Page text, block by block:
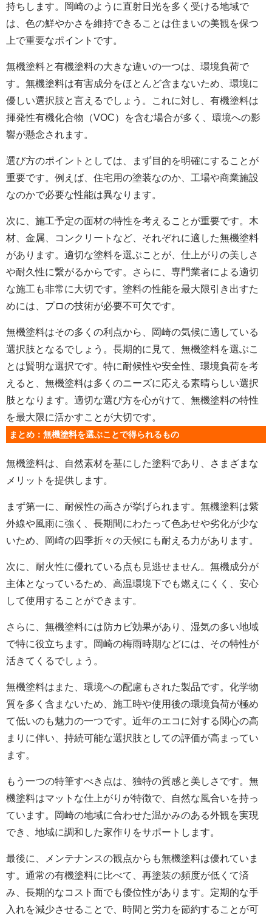
持ちします。岡崎のように直射日光を多く受ける地域で
は、色の鮮やかさを維持できることは住まいの美観を保つ
上で重要なポイントです。
無機塗料と有機塗料の大きな違いの一つは、環境負荷で
す。無機塗料は有害成分をほとんど含まないため、環境に
優しい選択肢と言えるでしょう。これに対し、有機塗料は
揮発性有機化合物（VOC）を含む場合が多く、環境への影
響が懸念されます。
選び方のポイントとしては、まず目的を明確にすることが
重要です。例えば、住宅用の塗装なのか、工場や商業施設
なのかで必要な性能は異なります。
次に、施工予定の面材の特性を考えることが重要です。木
材、金属、コンクリートなど、それぞれに適した無機塗料
があります。適切な塗料を選ぶことが、仕上がりの美しさ
や耐久性に繋がるからです。さらに、専門業者による適切
な施工も非常に大切です。塗料の性能を最大限引き出すた
めには、プロの技術が必要不可欠です。
無機塗料はその多くの利点から、岡崎の気候に適している
選択肢となるでしょう。長期的に見て、無機塗料を選ぶこ
とは賢明な選択です。特に耐候性や安全性、環境負荷を考
えると、無機塗料は多くのニーズに応える素晴らしい選択
肢となります。適切な選び方を心がけて、無機塗料の特性
を最大限に活かすことが大切です。
まとめ：無機塗料を選ぶことで得られるもの
無機塗料は、自然素材を基にした塗料であり、さまざまな
メリットを提供します。
まず第一に、耐候性の高さが挙げられます。無機塗料は紫
外線や風雨に強く、長期間にわたって色あせや劣化が少な
いため、岡崎の四季折々の天候にも耐える力があります。
次に、耐火性に優れている点も見逃せません。無機成分が
主体となっているため、高温環境下でも燃えにくく、安心
して使用することができます。
さらに、無機塗料には防カビ効果があり、湿気の多い地域
で特に役立ちます。岡崎の梅雨時期などには、その特性が
活きてくるでしょう。
無機塗料はまた、環境への配慮もされた製品です。化学物
質を多く含まないため、施工時や使用後の環境負荷が極め
て低いのも魅力の一つです。近年のエコに対する関心の高
まりに伴い、持続可能な選択肢としての評価が高まってい
ます。
もう一つの特筆すべき点は、独特の質感と美しさです。無
機塗料はマットな仕上がりが特徴で、自然な風合いを持っ
ています。岡崎の地域に合わせた温かみのある外観を実現
でき、地域に調和した家作りをサポートします。
最後に、メンテナンスの観点からも無機塗料は優れていま
す。通常の有機塗料に比べて、再塗装の頻度が低くて済
み、長期的なコスト面でも優位性があります。定期的な手
入れを減少させることで、時間と労力を節約することが可